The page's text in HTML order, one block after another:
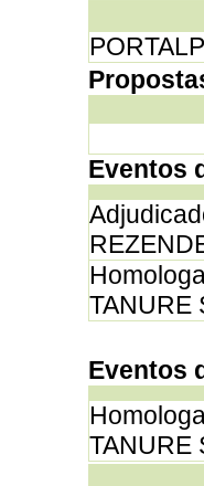
Eventos
TANURE
Eventos
TANURE